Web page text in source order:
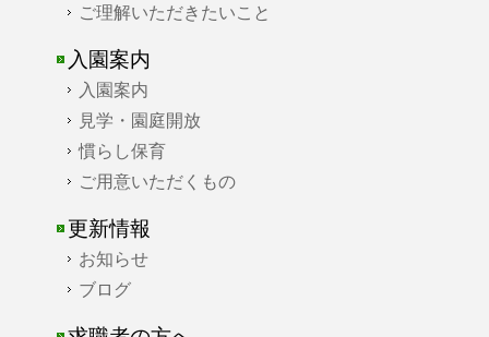
ご理解いただきたいこと
入園案内
入園案内
見学・園庭開放
慣らし保育
ご用意いただくもの
更新情報
お知らせ
ブログ